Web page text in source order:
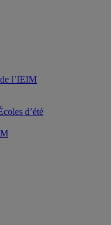
l’IEIM
d’été